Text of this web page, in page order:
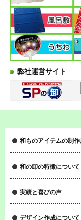
弊社運営サイト
和ものアイテムの制
和の卸の特徴について
実績と喜びの声
デザイン作成について